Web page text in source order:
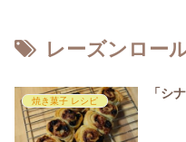
レーズンロー
焼き菓子 レシピ
「シ